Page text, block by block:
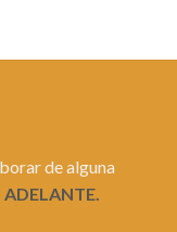
de alguna
ADELANTE.